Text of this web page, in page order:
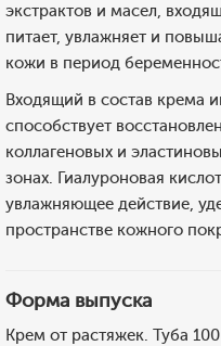
экстрактов и масел,
питает, увлажняет и
кожи в период
Входящий в состав крема
способствует
коллагеновых и
зонах. Гиалуроновая
увлажняющее действие,
пространстве кожного
Форма выпуска
Крем от растяжек. Туба